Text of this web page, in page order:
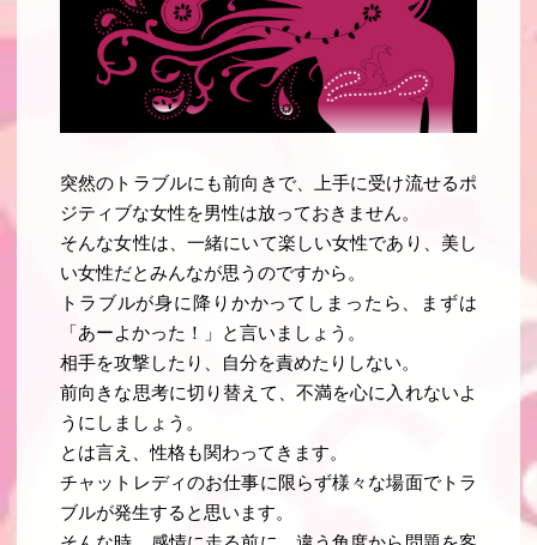
突然のトラブルにも前向きで、上手に受け流せるポ
ジティブな女性を男性は放っておきません。
そんな女性は、一緒にいて楽しい女性であり、美し
い女性だとみんなが思うのですから。
トラブルが身に降りかかってしまったら、まずは
「あーよかった！」と言いましょう。
相手を攻撃したり、自分を責めたりしない。
前向きな思考に切り替えて、不満を心に入れないよ
うにしましょう。
とは言え、性格も関わってきます。
チャットレディのお仕事に限らず様々な場面でトラ
ブルが発生すると思います。